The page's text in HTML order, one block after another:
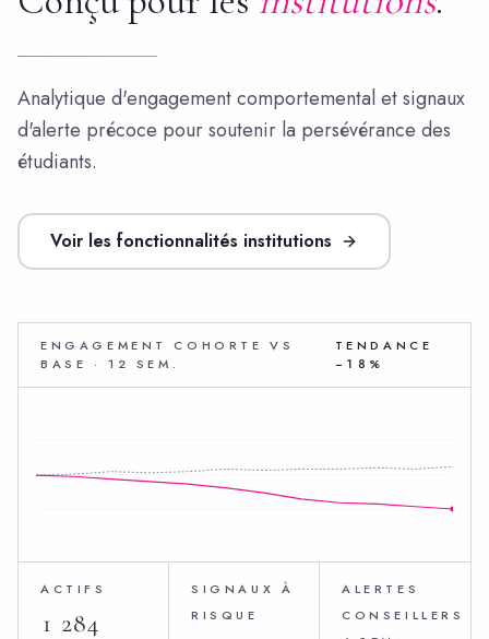
ENGAGEMENT COHORTE VS
BASE · 12 SEM.
TENDANCE
−18%
ACTIFS
1 284
SIGNAUX À
RISQUE
ALERTES
CONSEILLERS
Analytique d'engagement comportemental et signaux
d'alerte précoce pour soutenir la persévérance des
étudiants.
Voir les fonctionnalités institutions